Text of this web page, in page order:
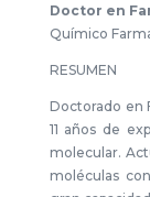
Doctor en
Químico
RESUMEN
Doctorado en
11 años de
molecular.
moléculas